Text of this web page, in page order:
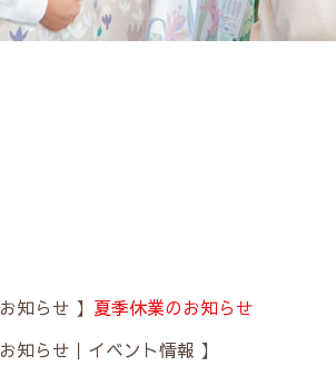
お知らせ 】 夏季休業のお知らせ
お知らせ｜イベント情報 】